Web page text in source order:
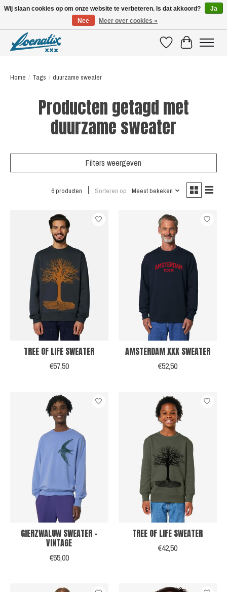
VerlanglijstWinkelwagen
Home / Tags / duurzame sweater
Producten getagd met
duurzame sweater
Filters weergeven
6 producten Sorteren op Meest bekeken
TREE OF LIFE SWEATER
€57,50
AMSTERDAM XXX SWEATER
€52,50
GIERZWALUW SWEATER -
VINTAGE
€55,00
TREE OF LIFE SWEATER
€42,50
Wij slaan cookies op om onze website te verbeteren. Is dat akkoord?
Ja
Nee
Meer over cookies »